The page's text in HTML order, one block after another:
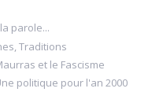
parole...
Traditions
et le Fascisme
politique pour l'an 2000